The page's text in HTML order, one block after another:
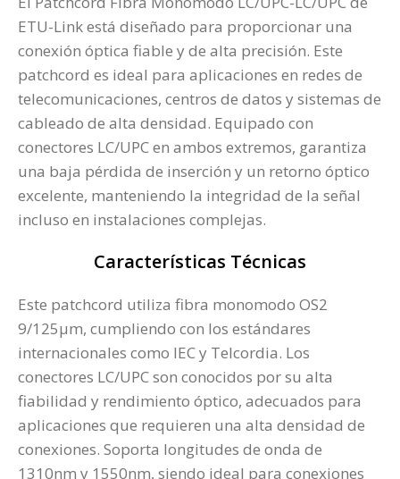
ETU-Link está diseñado para proporcionar una
conexión óptica fiable y de alta precisión. Este
patchcord es ideal para aplicaciones en redes de
telecomunicaciones, centros de datos y sistemas de
cableado de alta densidad. Equipado con
conectores LC/UPC en ambos extremos, garantiza
una baja pérdida de inserción y un retorno óptico
excelente, manteniendo la integridad de la señal
incluso en instalaciones complejas.
Características Técnicas
Este patchcord utiliza fibra monomodo OS2
9/125µm, cumpliendo con los estándares
internacionales como IEC y Telcordia. Los
conectores LC/UPC son conocidos por su alta
fiabilidad y rendimiento óptico, adecuados para
aplicaciones que requieren una alta densidad de
conexiones. Soporta longitudes de onda de
1310nm y 1550nm, siendo ideal para conexiones